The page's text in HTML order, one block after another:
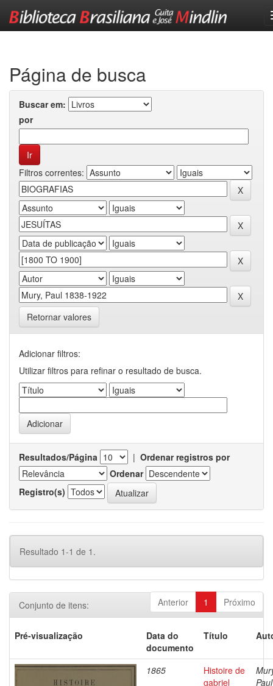
Página de busca
Buscar em:
por
Filtros correntes:
Retornar valores
Adicionar filtros:
Utilizar filtros para refinar o resultado de busca.
Resultados/Página | Ordenar registros por
Ordenar
Registro(s)
Resultado 1-1 de 1.
Anterior 1 Próximo
Conjunto de itens:
Pré-visualização
Data do
documento
Título
1865
Histoire de
gabriel
Paul